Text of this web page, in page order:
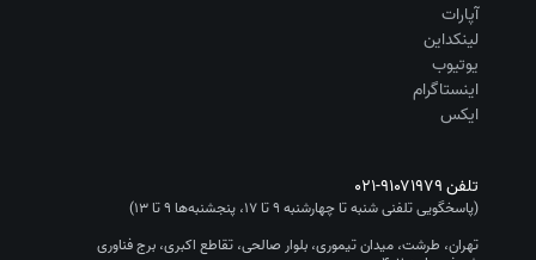
آپارات
لینکداین
یوتیوب
اینستاگرام
ایکس
تلفن۰۲۱-۹۱۰۷۱۹۷۹
(پاسخگویی تلفنی شنبه تا چهارشنبه ۹ تا ۱۷، پنجشنبه‌ها ۹ تا ۱۳)
تهران، طرشت، میدان تیموری، بلوار صالحی، تقاطع اکبری، برج فناوری